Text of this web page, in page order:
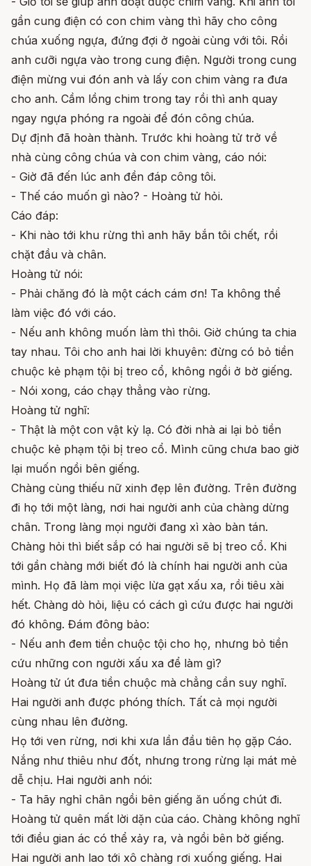
gần cung điện có con chim vàng thì hãy cho công
chúa xuống ngựa, đứng đợi ở ngoài cùng với tôi. Rồi
anh cưỡi ngựa vào trong cung điện. Người trong cung
điện mừng vui đón anh và lấy con chim vàng ra đưa
cho anh. Cầm lồng chim trong tay rồi thì anh quay
ngay ngựa phóng ra ngoài để đón công chúa.
Dự định đã hoàn thành. Trước khi hoàng tử trở về
nhà cùng công chúa và con chim vàng, cáo nói:
- Giờ đã đến lúc anh đền đáp công tôi.
- Thế cáo muốn gì nào? - Hoàng tử hỏi.
Cáo đáp:
- Khi nào tới khu rừng thì anh hãy bắn tôi chết, rồi
chặt đầu và chân.
Hoàng tử nói:
- Phải chăng đó là một cách cám ơn! Ta không thể
làm việc đó với cáo.
- Nếu anh không muốn làm thì thôi. Giờ chúng ta chia
tay nhau. Tôi cho anh hai lời khuyên: đừng có bỏ tiền
chuộc kẻ phạm tội bị treo cổ, không ngồi ở bờ giếng.
- Nói xong, cáo chạy thẳng vào rừng.
Hoàng tử nghĩ:
- Thật là một con vật kỳ lạ. Có đời nhà ai lại bỏ tiền
chuộc kẻ phạm tội bị treo cổ. Mình cũng chưa bao giờ
lại muốn ngồi bên giếng.
Chàng cùng thiếu nữ xinh đẹp lên đường. Trên đường
đi họ tới một làng, nơi hai người anh của chàng dừng
chân. Trong làng mọi người đang xì xào bàn tán.
Chàng hỏi thì biết sắp có hai người sẽ bị treo cổ. Khi
tới gần chàng mới biết đó là chính hai người anh của
mình. Họ đã làm mọi việc lừa gạt xấu xa, rồi tiêu xài
hết. Chàng dò hỏi, liệu có cách gì cứu được hai người
đó không. Đám đông bảo:
- Nếu anh đem tiền chuộc tội cho họ, nhưng bỏ tiền
cứu những con người xấu xa để làm gì?
Hoàng tử út đưa tiền chuộc mà chẳng cần suy nghĩ.
Hai người anh được phóng thích. Tất cả mọi người
cùng nhau lên đường.
Họ tới ven rừng, nơi khi xưa lần đầu tiên họ gặp Cáo.
Nắng như thiêu như đốt, nhưng trong rừng lại mát mẻ
dễ chịu. Hai người anh nói:
- Ta hãy nghỉ chân ngồi bên giếng ăn uống chút đi.
Hoàng tử quên mất lời dặn của cáo. Chàng không nghĩ
tới điều gian ác có thể xảy ra, và ngồi bên bờ giếng.
Hai người anh lao tới xô chàng rơi xuống giếng. Hai